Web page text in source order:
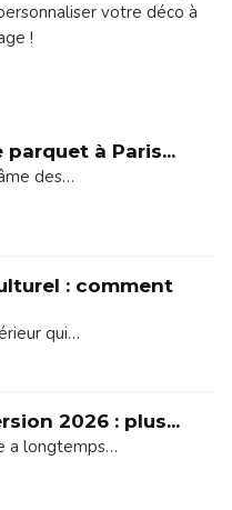
votre déco à
!
à Paris...
des…
: comment
qui…
2026 : plus...
a longtemps…